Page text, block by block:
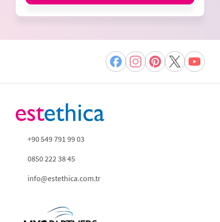
+90 549 791 99 03
0850 222 38 45
info@estethica.com.tr